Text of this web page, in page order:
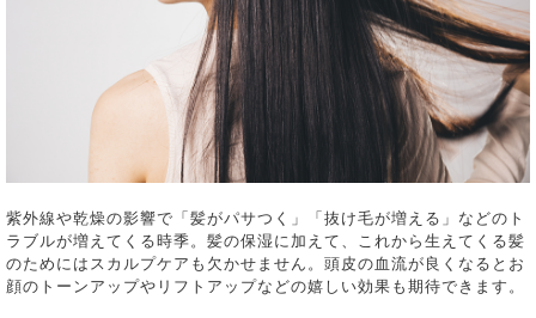
紫外線や乾燥の影響で「髪がパサつく」「抜け毛が増える」などのト
ラブルが増えてくる時季。髪の保湿に加えて、これから生えてくる髪
のためにはスカルプケアも欠かせません。頭皮の血流が良くなるとお
顔のトーンアップやリフトアップなどの嬉しい効果も期待できます。